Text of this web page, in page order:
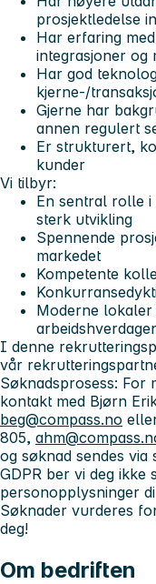
prosjektledelse
Har erfaring
integrasjoner og
Har god
kjerne-/
Gjerne har
annen regulert
Er strukturert,
kunder
Vi tilbyr:
En sentral rolle i
sterk utvikling
Spennende
markedet
Kompetente
Moderne lokaler
I denne
vår
Søknadsprosess:
kontakt med Bjørn
beg@compass.no
805,
og søknad sendes
GDPR ber vi deg ikke
personopplysninger
Søknader vurderes
deg!
Om bedriften